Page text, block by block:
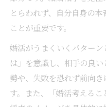
とらわれず、自分自身の
ことが重要です。
婚活がうまくいくパター
は」を意識し、相手の良
勢や、失敗を恐れず前向
す。また、「婚活考える